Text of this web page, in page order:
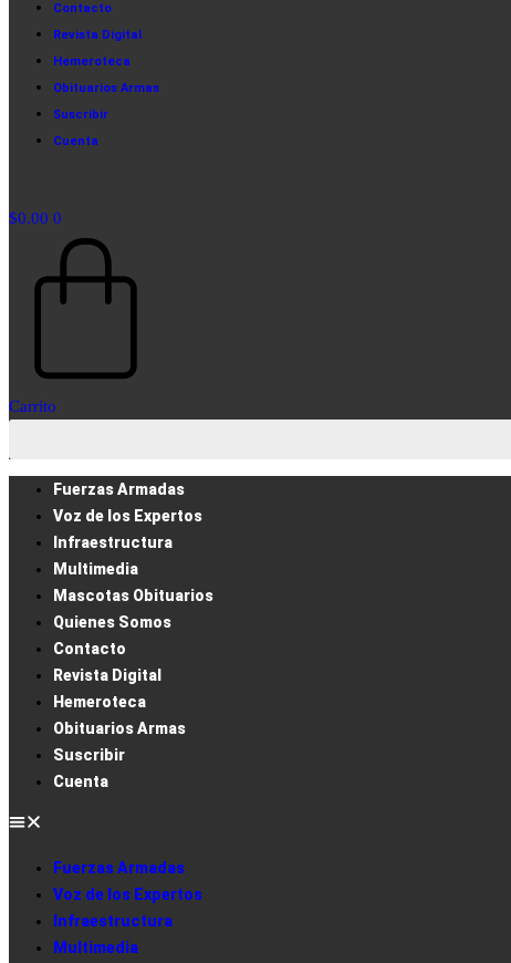
Contacto
Revista Digital
Hemeroteca
Obituarios Armas
Suscribir
Cuenta
$0.00 0
Carrito
Fuerzas Armadas
Voz de los Expertos
Infraestructura
Multimedia
Mascotas Obituarios
Quienes Somos
Contacto
Revista Digital
Hemeroteca
Obituarios Armas
Suscribir
Cuenta
Fuerzas Armadas
Voz de los Expertos
Infraestructura
Multimedia